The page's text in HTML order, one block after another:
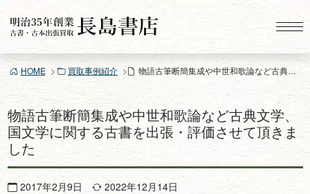
ン
ツ
ス
キ
ッ
HOME 買取事例紹介 物語古筆断簡集成や中世和歌論など古典文学、国文学に関する古書を出張・評価させて頂きました
物語古筆断簡集成や中世和歌論など古典文学、
国文学に関する古書を出張・評価させて頂きま
した
2017年2月9日 2022年12月14日